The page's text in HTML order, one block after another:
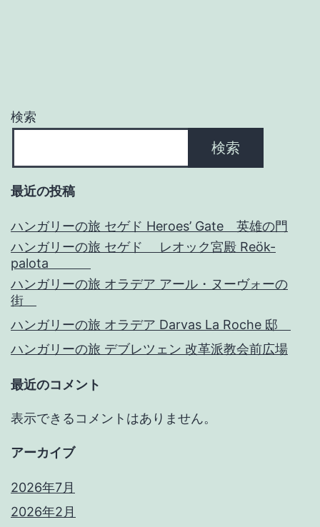
ョ
検索
検索
最近の投稿
ハンガリーの旅 セゲド Heroes’ Gate 英雄の門
ハンガリーの旅 セゲド レオック宮殿 Reök-
palota
ハンガリーの旅 オラデア アール・ヌーヴォーの
街
ハンガリーの旅 オラデア Darvas La Roche 邸
ハンガリーの旅 デブレツェン 改革派教会前広場
最近のコメント
表示できるコメントはありません。
アーカイブ
2026年7月
2026年2月